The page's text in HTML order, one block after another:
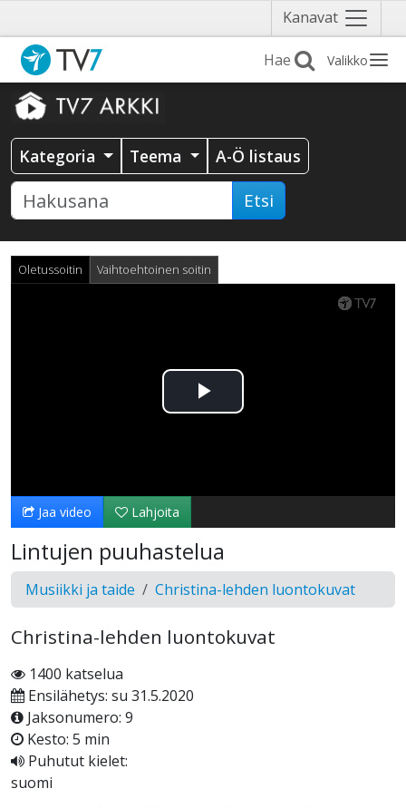
Kanavat Näytä
valikko
Valikko
Kategoria Teema A-Ö listaus
Etsi
Oletussoitin Vaihtoehtoinen soitin
Toista
Jaa video Lahjoita
Lintujen puuhastelua
Musiikki ja taide Christina-lehden luontokuvat
Christina-lehden luontokuvat
1400 katselua
Ensilähetys: su 31.5.2020
Jaksonumero: 9
Kesto: 5 min
Puhutut kielet:
suomi